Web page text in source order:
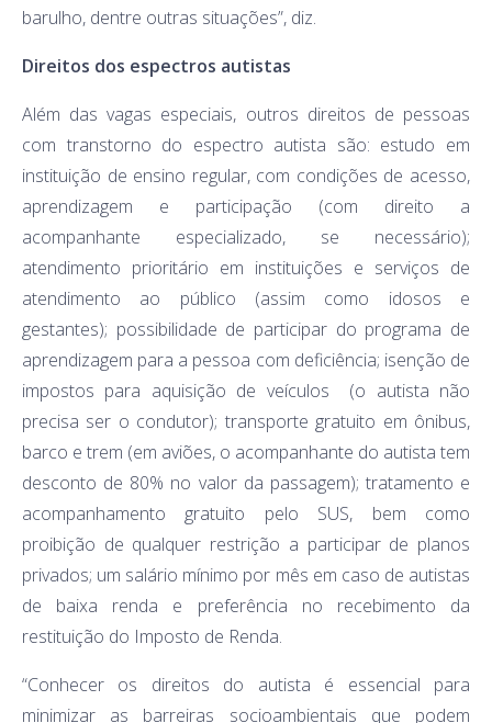
barulho, dentre outras situações”, diz.
Direitos dos espectros autistas
Além das vagas especiais, outros direitos de pessoas
com transtorno do espectro autista são: estudo em
instituição de ensino regular, com condições de acesso,
aprendizagem e participação (com direito a
acompanhante especializado, se necessário);
atendimento prioritário em instituições e serviços de
atendimento ao público (assim como idosos e
gestantes); possibilidade de participar do programa de
aprendizagem para a pessoa com deficiência; isenção de
impostos para aquisição de veículos (o autista não
precisa ser o condutor); transporte gratuito em ônibus,
barco e trem (em aviões, o acompanhante do autista tem
desconto de 80% no valor da passagem); tratamento e
acompanhamento gratuito pelo SUS, bem como
proibição de qualquer restrição a participar de planos
privados; um salário mínimo por mês em caso de autistas
de baixa renda e preferência no recebimento da
restituição do Imposto de Renda.
“Conhecer os direitos do autista é essencial para
minimizar as barreiras socioambientais que podem